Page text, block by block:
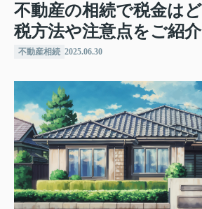
不動産の相続で税金は
税方法や注意点をご紹介
不動産相続 2025.06.30